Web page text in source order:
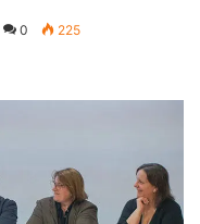
0 225